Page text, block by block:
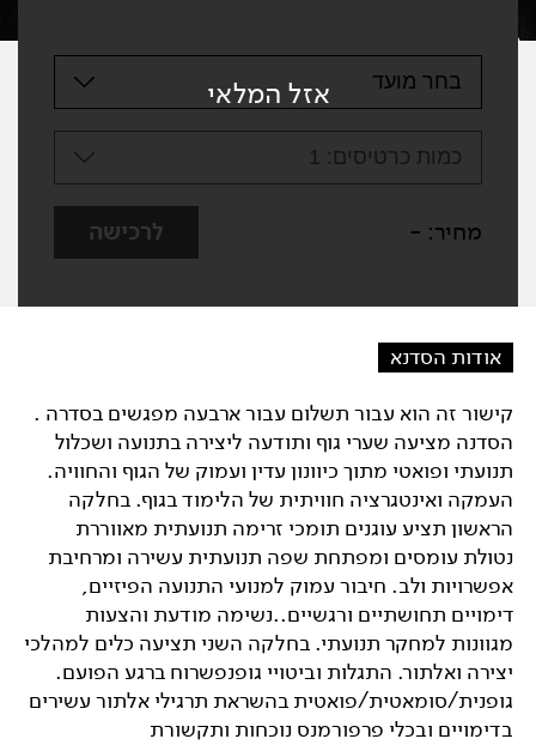
אזל המלאי בחר מועד
כמות כרטיסים: 1
מחיר: - לרכישה
אודות הסדנא
קישור זה הוא עבור תשלום עבור ארבעה מפגשים בסדרה .
הסדנה מציעה שערי גוף ותודעה ליצירה בתנועה ושכלול
תנועתי ופואטי מתוך כיוונון עדין ועמוק של הגוף והחוויה.
העמקה ואינטגרציה חוויתית של הלימוד בגוף. בחלקה
הראשון תציע עוגנים תומכי זרימה תנועתית מאווררת
נטולת עומסים ומפתחת שפה תנועתית עשירה ומרחיבת
אפשרויות ולב. חיבור עמוק למנועי התנועה הפיזיים,
דימויים תחושתיים ורגשיים..נשימה מודעת והצעות
מגוונות למחקר תנועתי. בחלקה השני תציעה כלים למהלכי
יצירה ואלתור. התגלות וביטויי גופנפשרוח ברגע הפועם.
גופנית/סומאטית/פואטית בהשראת תרגילי אלתור עשירים
בדימויים ובכלי פרפורמנס נוכחות ותקשורת